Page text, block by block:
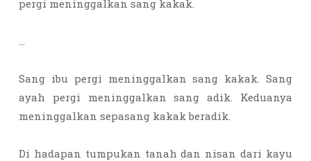
pergi meninggalkan sang kakak.
…
Sang ibu pergi meninggalkan sang kakak. Sang
ayah pergi meninggalkan sang adik. Keduanya
meninggalkan sepasang kakak beradik.
Di hadapan tumpukan tanah dan nisan dari kayu